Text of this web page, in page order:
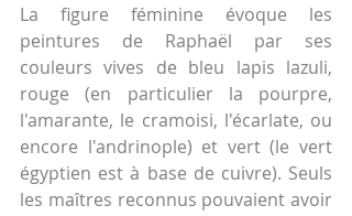
La figure féminine évoque les
peintures de Raphaël par ses
couleurs vives de bleu lapis lazuli,
rouge (en particulier la pourpre,
l'amarante, le cramoisi, l'écarlate, ou
encore l'andrinople) et vert (le vert
égyptien est à base de cuivre). Seuls
les maîtres reconnus pouvaient avoir